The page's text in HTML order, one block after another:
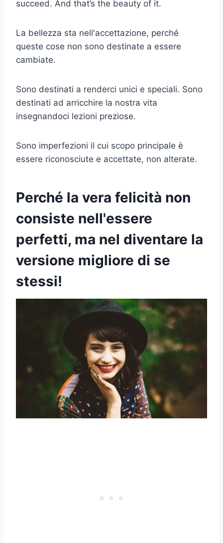
succeed. And that’s the beauty of it.
La bellezza sta nell'accettazione, perché
queste cose non sono destinate a essere
cambiate.
Sono destinati a renderci unici e speciali. Sono
destinati ad arricchire la nostra vita
insegnandoci lezioni preziose.
Sono imperfezioni il cui scopo principale è
essere riconosciute e accettate, non alterate.
Perché la vera felicità non
consiste nell'essere
perfetti, ma nel diventare la
versione migliore di se
stessi!